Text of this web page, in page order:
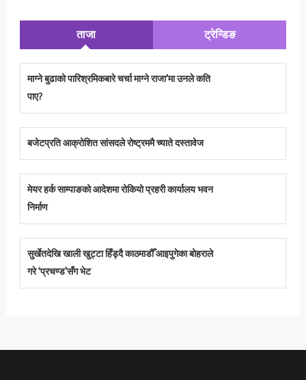
ताजा ट्रेन्डिङ
माग्ने बुढाको पारिश्रमिकबारे चर्चा माग्ने राजा’मा उनले कति
पाए?
बजेटप्रति आक्रोशित सांसदले रोष्ट्रममै च्याते दस्तावेज
मेयर हर्क साम्पाङको आदेशमा रोकियो प्रहरी कार्यालय भवन
निर्माण
सुर्खेतदेखि खाली खुट्टा हिँड्दै काठमाडौँ आइपुगेका बोहराले
गरे ‘प्रचण्ड’सँग भेट